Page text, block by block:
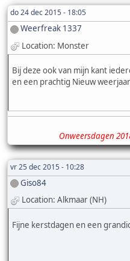
do 24 dec 2015 - 18:05
Weerfreak 1337
Location: Monster
Bij deze ook van mijn kant
en een prachtig Nieuw
Onweersdagen
vr 25 dec 2015 - 10:28
Giso84
Location: Alkmaar (NH)
Fijne kerstdagen en een